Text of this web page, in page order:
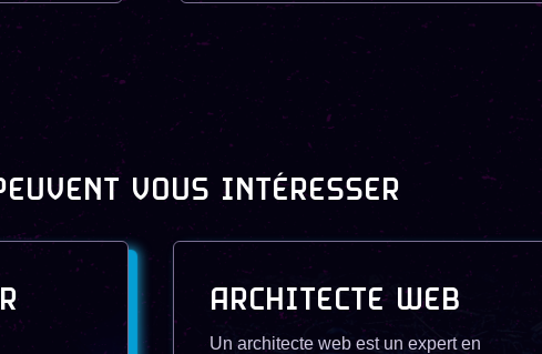
VOUS INTÉRESSER
ARCHITECTE WEB
Un architecte web est un expert en